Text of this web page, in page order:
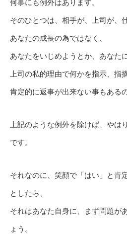
何事にも例外はあります。
そのひとつは、相手が、上司が、
あなたの成長の為ではなく、
あなたをいじめようとか、あなた
上司の私的理由で何かを指示、指
肯定的に返事が出来ない事もある
上記のような例外を除けば、やは
です。
それなのに、笑顔で「はい」と肯
としたら、
それはあなた自身に、まず問題が
ょう。